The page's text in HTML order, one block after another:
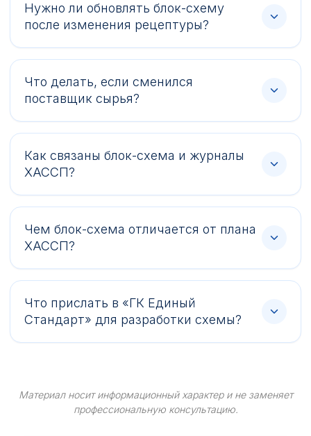
Нужно ли обновлять блок-схему
после изменения рецептуры?
Что делать, если сменился
поставщик сырья?
Как связаны блок-схема и журналы
ХАССП?
Чем блок-схема отличается от плана
ХАССП?
Что прислать в «ГК Единый
Стандарт» для разработки схемы?
Материал носит информационный характер и не заменяет
профессиональную консультацию.